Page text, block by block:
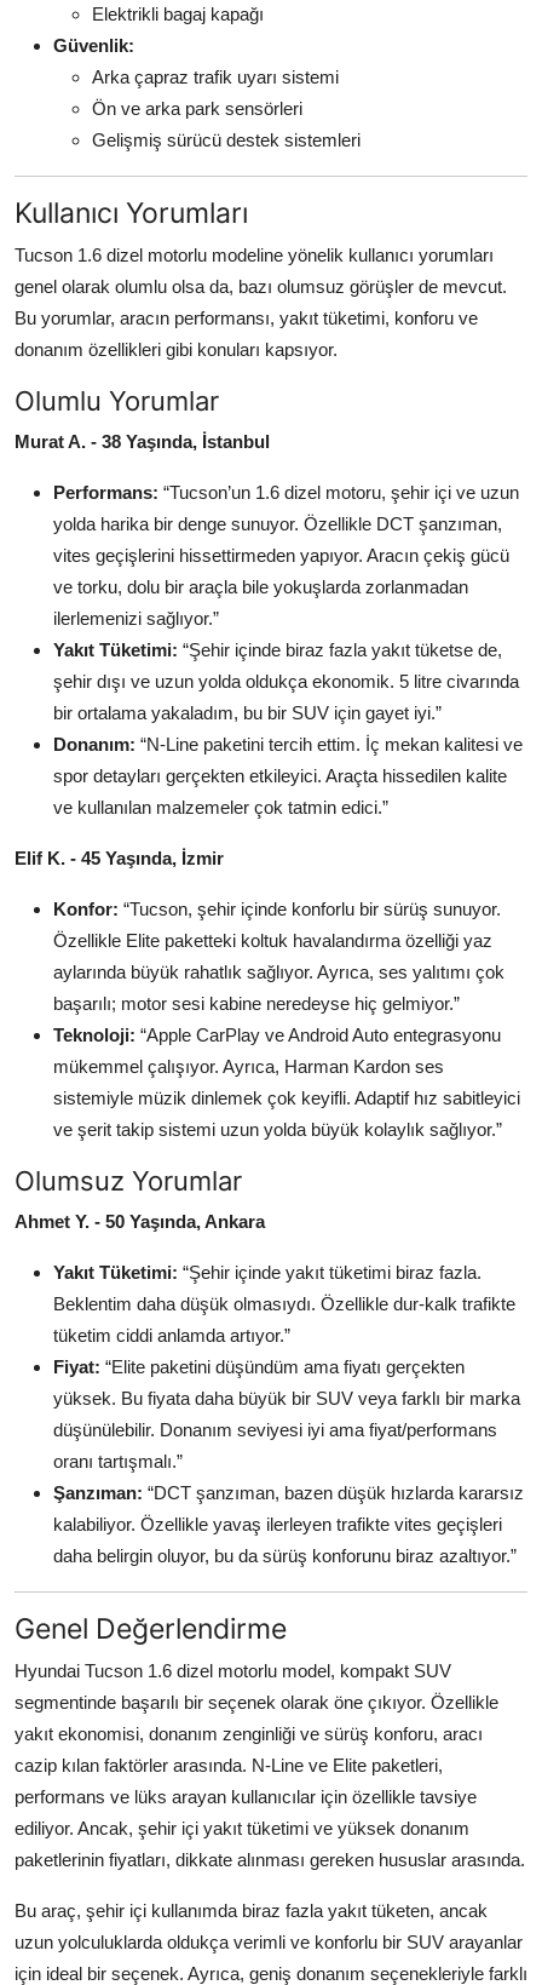
Elektrikli bagaj kapağı
Güvenlik:
Arka çapraz trafik uyarı sistemi
Ön ve arka park sensörleri
Gelişmiş sürücü destek sistemleri
Kullanıcı Yorumları
Tucson 1.6 dizel motorlu modeline yönelik kullanıcı yorumları
genel olarak olumlu olsa da, bazı olumsuz görüşler de mevcut.
Bu yorumlar, aracın performansı, yakıt tüketimi, konforu ve
donanım özellikleri gibi konuları kapsıyor.
Olumlu Yorumlar
Murat A. - 38 Yaşında, İstanbul
Performans: “Tucson’un 1.6 dizel motoru, şehir içi ve uzun
yolda harika bir denge sunuyor. Özellikle DCT şanzıman,
vites geçişlerini hissettirmeden yapıyor. Aracın çekiş gücü
ve torku, dolu bir araçla bile yokuşlarda zorlanmadan
ilerlemenizi sağlıyor.”
Yakıt Tüketimi: “Şehir içinde biraz fazla yakıt tüketse de,
şehir dışı ve uzun yolda oldukça ekonomik. 5 litre civarında
bir ortalama yakaladım, bu bir SUV için gayet iyi.”
Donanım: “N-Line paketini tercih ettim. İç mekan kalitesi ve
spor detayları gerçekten etkileyici. Araçta hissedilen kalite
ve kullanılan malzemeler çok tatmin edici.”
Elif K. - 45 Yaşında, İzmir
Konfor: “Tucson, şehir içinde konforlu bir sürüş sunuyor.
Özellikle Elite paketteki koltuk havalandırma özelliği yaz
aylarında büyük rahatlık sağlıyor. Ayrıca, ses yalıtımı çok
başarılı; motor sesi kabine neredeyse hiç gelmiyor.”
Teknoloji: “Apple CarPlay ve Android Auto entegrasyonu
mükemmel çalışıyor. Ayrıca, Harman Kardon ses
sistemiyle müzik dinlemek çok keyifli. Adaptif hız sabitleyici
ve şerit takip sistemi uzun yolda büyük kolaylık sağlıyor.”
Olumsuz Yorumlar
Ahmet Y. - 50 Yaşında, Ankara
Yakıt Tüketimi: “Şehir içinde yakıt tüketimi biraz fazla.
Beklentim daha düşük olmasıydı. Özellikle dur-kalk trafikte
tüketim ciddi anlamda artıyor.”
Fiyat: “Elite paketini düşündüm ama fiyatı gerçekten
yüksek. Bu fiyata daha büyük bir SUV veya farklı bir marka
düşünülebilir. Donanım seviyesi iyi ama fiyat/performans
oranı tartışmalı.”
Şanzıman: “DCT şanzıman, bazen düşük hızlarda kararsız
kalabiliyor. Özellikle yavaş ilerleyen trafikte vites geçişleri
daha belirgin oluyor, bu da sürüş konforunu biraz azaltıyor.”
Genel Değerlendirme
Hyundai Tucson 1.6 dizel motorlu model, kompakt SUV
segmentinde başarılı bir seçenek olarak öne çıkıyor. Özellikle
yakıt ekonomisi, donanım zenginliği ve sürüş konforu, aracı
cazip kılan faktörler arasında. N-Line ve Elite paketleri,
performans ve lüks arayan kullanıcılar için özellikle tavsiye
ediliyor. Ancak, şehir içi yakıt tüketimi ve yüksek donanım
paketlerinin fiyatları, dikkate alınması gereken hususlar arasında.
Bu araç, şehir içi kullanımda biraz fazla yakıt tüketen, ancak
uzun yolculuklarda oldukça verimli ve konforlu bir SUV arayanlar
için ideal bir seçenek. Ayrıca, geniş donanım seçenekleriyle farklı